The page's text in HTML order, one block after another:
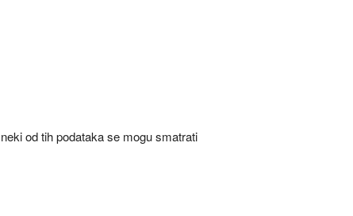
od tih podataka se mogu smatrati